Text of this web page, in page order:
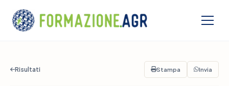
Risultati Stampa Invia